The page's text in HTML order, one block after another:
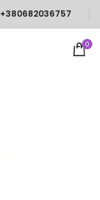
+380682036757
0